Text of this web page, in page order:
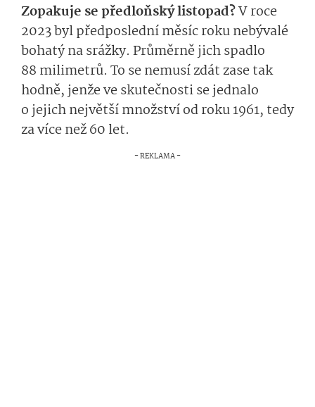
Zopakuje se předloňský listopad?V roce
2023 byl předposlední měsíc roku nebývalé
bohatý na srážky. Průměrně jich spadlo
88 milimetrů. To se nemusí zdát zase tak
hodně, jenže ve skutečnosti se jednalo
o jejich největší množství od roku 1961, tedy
za více než 60 let.